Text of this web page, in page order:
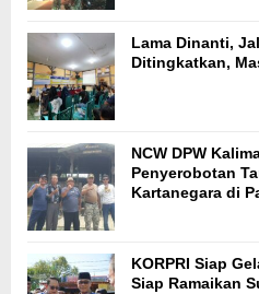
Lama Dinanti,
Ditingkatkan,
NCW DPW
Penyerobotan
Kartanegara di
KORPRI Siap
Siap Ramaikan